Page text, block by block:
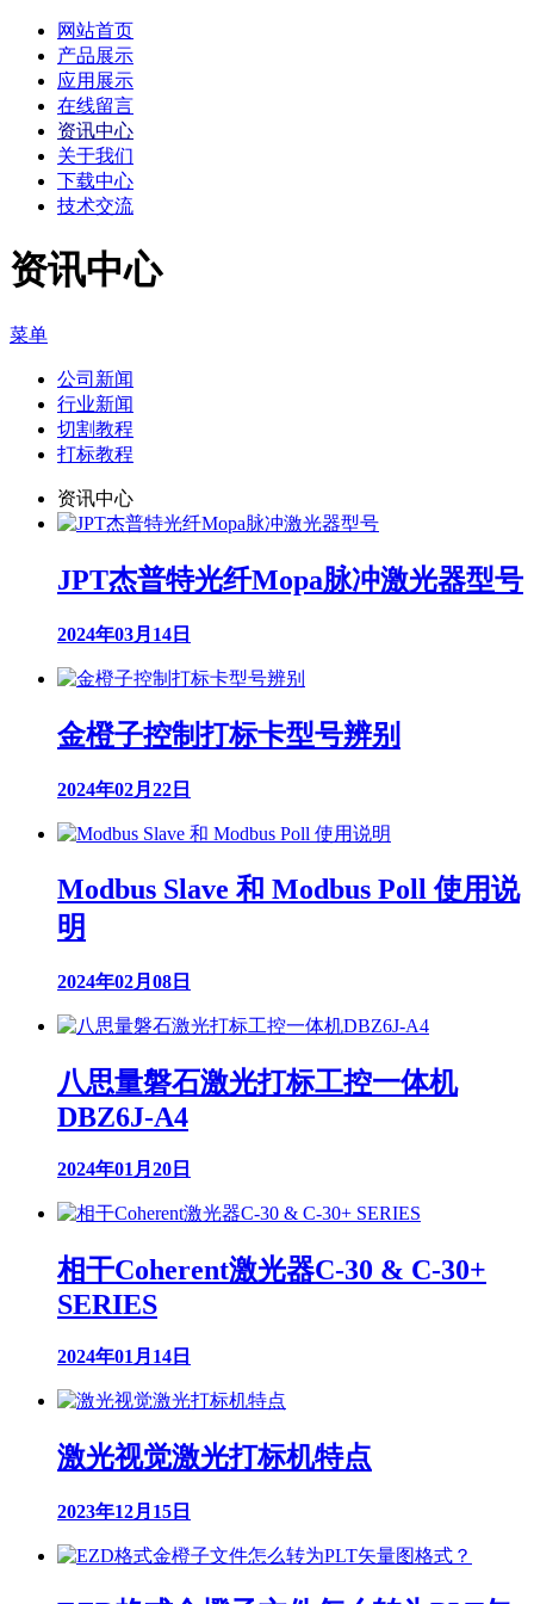
网站首页
产品展示
应用展示
在线留言
资讯中心
关于我们
下载中心
技术交流
资讯中心
菜单
公司新闻
行业新闻
切割教程
打标教程
资讯中心
JPT杰普特光纤Mopa脉冲激光器型号
2024年03月14日
金橙子控制打标卡型号辨别
2024年02月22日
Modbus Slave 和 Modbus Poll 使用说
明
2024年02月08日
八思量磐石激光打标工控一体机
DBZ6J-A4
2024年01月20日
相干Coherent激光器C-30 & C-30+
SERIES
2024年01月14日
激光视觉激光打标机特点
2023年12月15日